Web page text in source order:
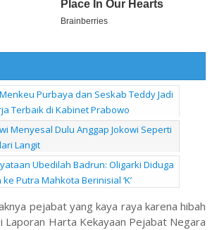
Purbaya dan Seskab Teddy Jadi
Terbaik di Kabinet Prabowo
Menyesal Dulu Anggap Jokowi Seperti
Langit
Ubedilah Badrun: Oligarki Diduga
Putra Mahkota Berinisial ‘K’
pejabat yang kaya raya karena hibah
Laporan Harta Kekayaan Pejabat Negara